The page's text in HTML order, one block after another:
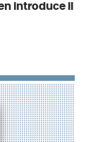
introduce il